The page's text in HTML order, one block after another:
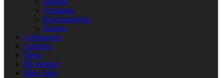
Femkamp
Klassrumslekar
Kluriga
Lekfinnaren
Lekindex
Tipsa!
Bli medlem
Mina Sidor